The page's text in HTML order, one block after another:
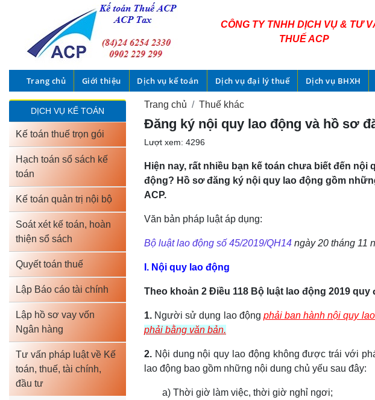
CÔNG TY TNHH DỊCH VỤ & TƯ
THUẾ ACP
Trang chủ Giới thiệu Dịch vụ kế toán Dịch vụ đại lý thuế Dịch vụ BHXH
DỊCH VỤ KẾ TOÁN
Kế toán thuế trọn gói
Hạch toán sổ sách kế
toán
Kế toán quản trị nội bộ
Soát xét kế toán, hoàn
thiện sổ sách
Quyết toán thuế
Lập Báo cáo tài chính
Lập hồ sơ vay vốn
Ngân hàng
Tư vấn pháp luật về Kế
toán, thuế, tài chính,
đầu tư
Trang chủ Thuế khác
Đăng ký nội quy lao động và hồ sơ
Lượt xem: 4296
Hiện nay, rất nhiều bạn kế toán chưa biết đến
động? Hồ sơ đăng ký nội quy lao động gồm
ACP.
Văn bản pháp luật áp dụng:
Bộ luật lao động số 45/2019/QH14 ngày 20 tháng 11
I. Nội quy lao động
Theo khoản 2 Điều 118 Bộ luật lao động 2019
1. Người sử dụng lao động phải ban hành nội quy
phải bằng văn bản.
2. Nội dung nội quy lao động không được trái với
lao động bao gồm những nội dung chủ yếu sau đây:
a) Thời giờ làm việc, thời giờ nghỉ ngơi;